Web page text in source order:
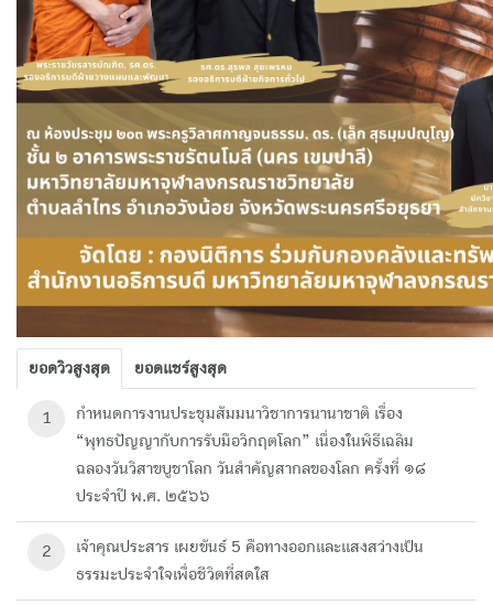
ยอดวิวสูงสุด ยอดแชร์สูงสุด
1
กำหนดการงานประชุมสัมมนาวิชาการนานาชาติ เรื่อง
“พุทธปัญญากับการรับมือวิกฤตโลก” เนื่องในพิธีเฉลิม
ฉลองวันวิสาขบูชาโลก วันสำคัญสากลของโลก ครั้งที่ ๑๘
ประจำปี พ.ศ. ๒๕๖๖
2
เจ้าคุณประสาร เผยขันธ์ 5 คือทางออกและแสงสว่างเป็น
ธรรมะประจำใจเพื่อชีวิตที่สดใส